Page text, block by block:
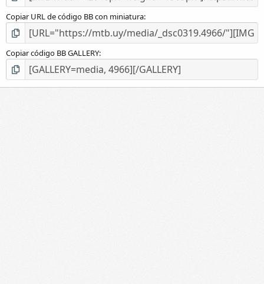
Copiar URL de código BB con miniatura
Copiar código BB GALLERY